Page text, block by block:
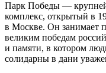
Парк Победы —
комплекс, открытый в
в Москве. Он занимает
великим победам
и памяти, в котором
солидарны в дани